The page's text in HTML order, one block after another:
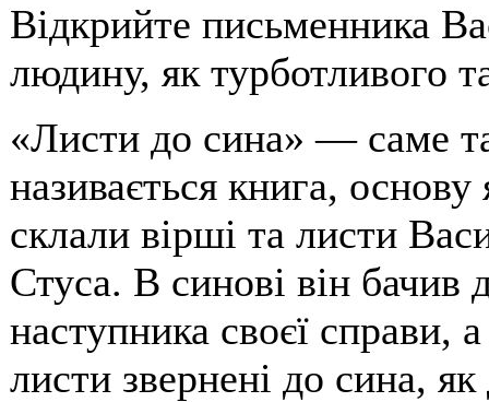
Відкрийте письменника
людину, як турботливого
«Листи до сина» — саме
називається книга, основу
склали вірші та листи
Стуса. В синові він бачив
наступника своєї справи, а
листи звернені до сина,